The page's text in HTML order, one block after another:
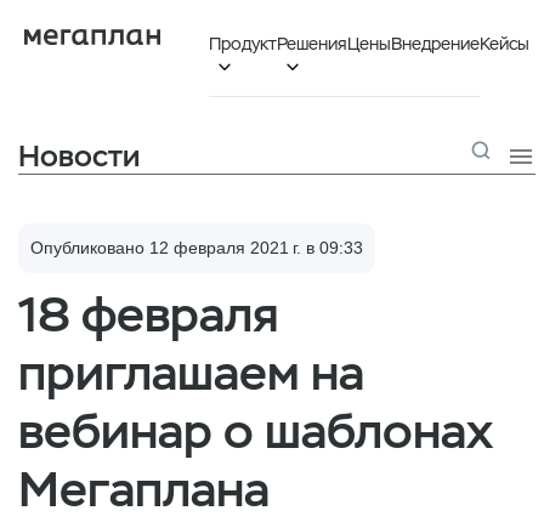
Продукт

Решения

ЦеныВнедрениеКейсы
Новости 
Опубликовано 12 февраля 2021 г. в 09:33
18 февраля
приглашаем на
вебинар о шаблонах
Мегаплана